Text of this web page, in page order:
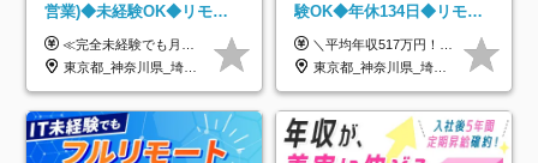
営業)◆未経験OK◆リモー
トあり◆残業月3h◆服装髪
型自由
≪完全未経験でも月給40万円以上も可能です！≫ -------------- 【1】ITエンジニア 月給26万円～50万円＋プロジェクト手当＋資格手当 【2】IT事務、営業事務 月給26万円～50万円＋プロジェクト手当＋資格手当 ≪【1】【2】共通≫ ★上記給与には固定残業代20時間分(月3万719円～)を含みます。残業が超過した場合は、追加支給します(残業は月平均3時間とほぼ発生しません。残業がなくても、固定残業代は支給されます) ★試用期間6ヵ月あり（期間中は月給23万1000円～。固定残業代20時間分3万719円～を含む／超過分は別途支給） -------------- 【3】SES営業、SaaS営業 月給30万円以上＋インセンティブ＋各種手当 ★上記給与には固定残業代45時間分(月7万6967円～)を含みます。残業が超過した場合は、追加支給します(残業は月平均3時間とほぼ発生しません。残業がなくても、固定残業代は支給されます) ★試用期間6ヵ月あり(期間中も給与や福利厚生は同じです)
東京都_神奈川県_埼玉県_千葉県_大阪府_愛知県_北海道_青森県_岩手県_宮城県_秋田県_山形県_福島県_茨城県_栃木県_群馬県_新潟県_山梨県_長野県_富山県_石川県_福井県_静岡県_岐阜県_三重県_兵庫県_京都府_滋賀県_奈良県_和歌山県_広島県_岡山県_鳥取県_島根県_山口県_徳島県_香川県_愛媛県_高知県_福岡県_熊本県_佐賀県_長崎県_大分県_宮崎県_鹿児島県_沖縄県
験OK◆年休134日◆リモー
トOK◆残業月7h以下◆賞与
年3回◆5年目まで必ず昇給
＼平均年収517万円！入社5年目まで毎年必ず昇給／ ■賞与年3回 ■年収800万円以上も可 ■入社3年以上の平均年収469.2万円 月給23万2000円以上＋賞与年3回＋各種手当 ☆入社5年目まで最大1万5000円の定期昇給を確約 ┃各種手当充実 ・規定の資格を取得すれば、2000円～5万円を毎月支給（2万4000円～60万円／年） ・研修中に取得した取得率95％の資格でも研修後の給料UP ※月給は年齢・経験・能力を考慮して、優遇いたします ※上記月給金額は固定残業代（20時間/3万1300円円以上）を含み、超過分は別途支給いたします ※試用期間（6ヶ月）は月給に変動はありますが、その他待遇に差異はありません ├入社後1ヶ月～3ヶ月間は、月給20万1900円となります └上記金額は固定残業代（10時間／1万6000円）を含み、超過分は別途支給いたします
東京都_神奈川県_埼玉県_千葉県_大阪府_愛知県_北海道_青森県_岩手県_宮城県_秋田県_山形県_福島県_茨城県_栃木県_群馬県_新潟県_山梨県_長野県_富山県_石川県_福井県_静岡県_岐阜県_三重県_兵庫県_京都府_滋賀県_奈良県_和歌山県_広島県_岡山県_鳥取県_島根県_山口県_徳島県_香川県_愛媛県_高知県_福岡県_熊本県_佐賀県_長崎県_大分県_宮崎県_鹿児島県_沖縄県